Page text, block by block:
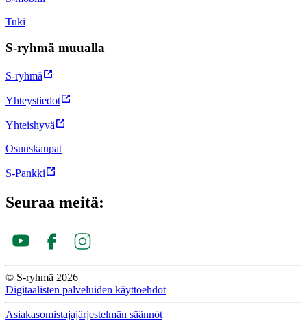
Tuki
S-ryhmä muualla
S-ryhmä
Yhteystiedot
Yhteishyvä
Osuuskaupat
S-Pankki
Seuraa meitä:
© S-ryhmä 2026
Digitaalisten palveluiden käyttöehdot
Asiakasomistajajärjestelmän säännöt